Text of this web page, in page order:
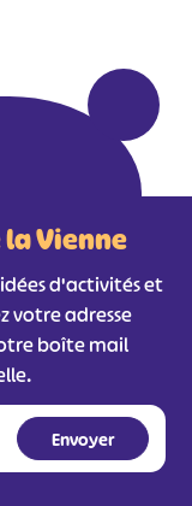
Vienne
idées d'activités et
votre adresse
boîte mail